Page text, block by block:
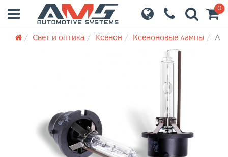
0
Свет и оптика Ксенон Ксеноновые лампы